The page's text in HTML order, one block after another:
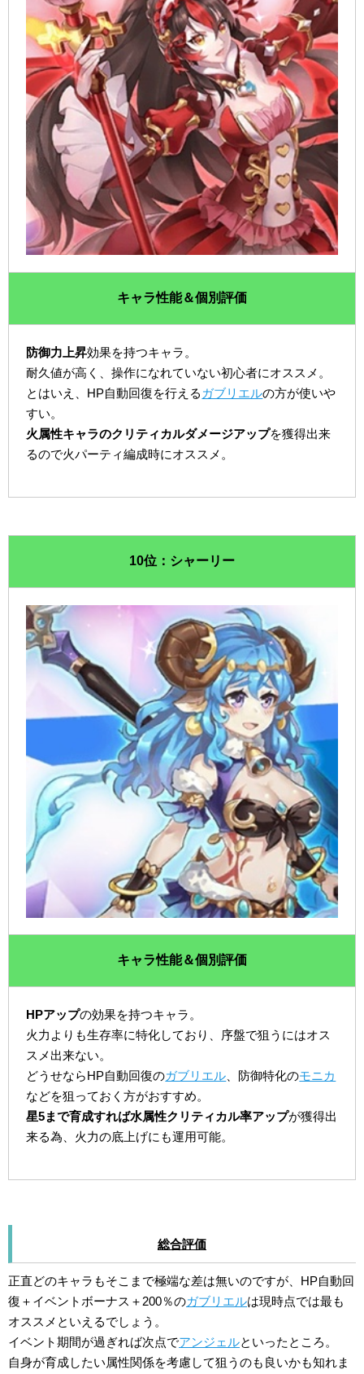
キャラ性能＆個別評価
防御力上昇効果を持つキャラ。
耐久値が高く、操作になれていない初心者にオススメ。
とはいえ、HP自動回復を行える ガブリエルの方が使いや
すい。
火属性キャラのクリティカルダメージアップを獲得出来
るので火パーティ編成時にオススメ。
10位：シャーリー
キャラ性能＆個別評価
HPアップの効果を持つキャラ。
火力よりも生存率に特化しており、序盤で狙うにはオス
スメ出来ない。
どうせならHP自動回復のガブリエル、防御特化のモニカ
などを狙っておく方がおすすめ。
星5まで育成すれば水属性クリティカル率アップが獲得出
来る為、火力の底上げにも運用可能。
総合評価
正直どのキャラもそこまで極端な差は無いのですが、HP自動回
復＋イベントボーナス＋200％のガブリエルは現時点では最も
オススメといえるでしょう。
イベント期間が過ぎれば次点でアンジェルといったところ。
自身が育成したい属性関係を考慮して狙うのも良いかも知れま